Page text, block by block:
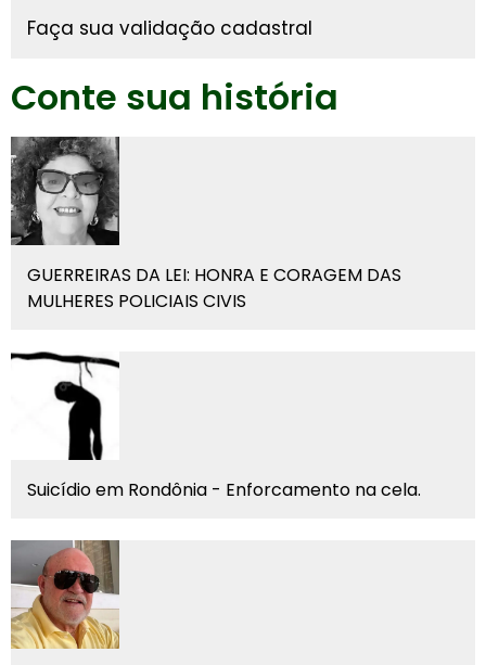
Faça sua validação cadastral
Conte sua história
GUERREIRAS DA LEI: HONRA E CORAGEM DAS
MULHERES POLICIAIS CIVIS
Suicídio em Rondônia - Enforcamento na cela.